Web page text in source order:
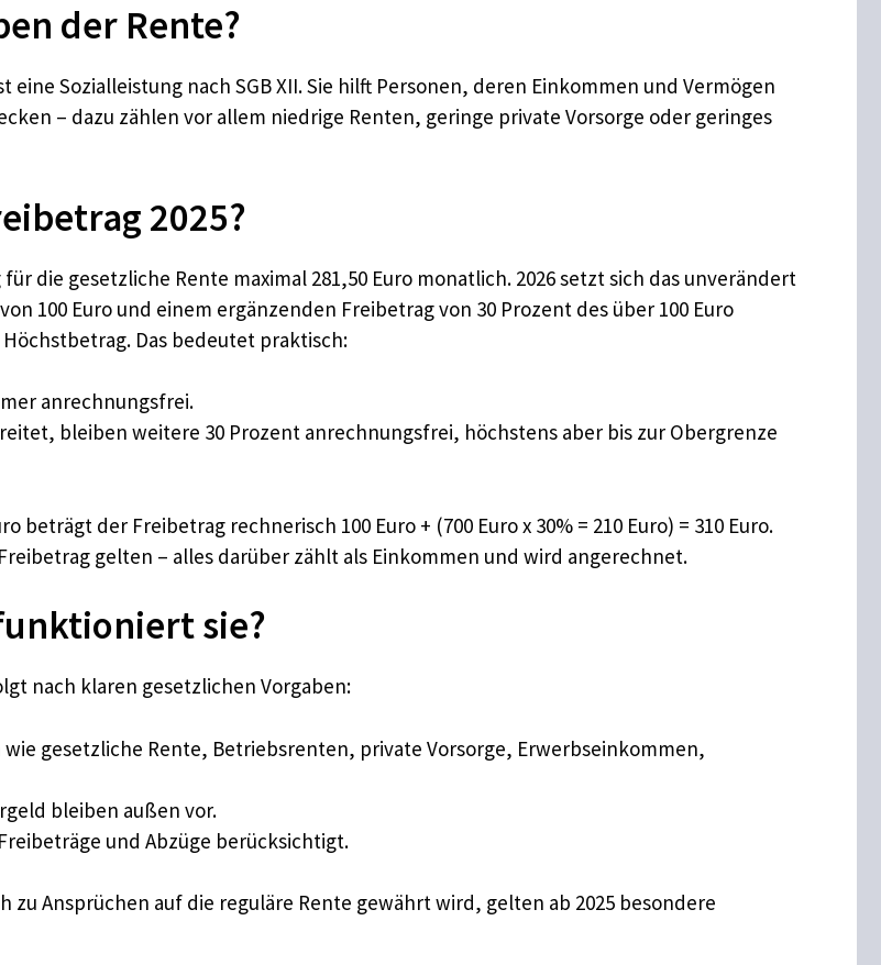
der Rente?
eine Sozialleistung nach SGB XII. Sie hilft Personen, deren Einkommen und Vermögen
– dazu zählen vor allem niedrige Renten, geringe private Vorsorge oder geringes
2025?
die gesetzliche Rente maximal 281,50 Euro monatlich. 2026 setzt sich das unverändert
100 Euro und einem ergänzenden Freibetrag von 30 Prozent des über 100 Euro
Das bedeutet praktisch:
anrechnungsfrei.
bleiben weitere 30 Prozent anrechnungsfrei, höchstens aber bis zur Obergrenze
der Freibetrag rechnerisch 100 Euro + (700 Euro x 30% = 210 Euro) = 310 Euro.
gelten – alles darüber zählt als Einkommen und wird angerechnet.
sie?
nach klaren gesetzlichen Vorgaben:
gesetzliche Rente, Betriebsrenten, private Vorsorge, Erwerbseinkommen,
bleiben außen vor.
und Abzüge berücksichtigt.
Ansprüchen auf die reguläre Rente gewährt wird, gelten ab 2025 besondere